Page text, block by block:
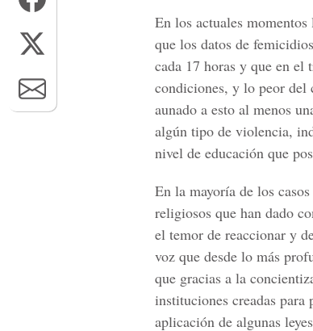
En los actuales
que los datos de
cada 17 horas y que en el
condiciones, y lo peor del
aunado a esto al menos
algún tipo de violencia,
nivel de educación que
En la mayoría de los
religiosos que han dado
el temor de reaccionar y
voz que desde lo más
que gracias a la
instituciones creadas
aplicación de algunas